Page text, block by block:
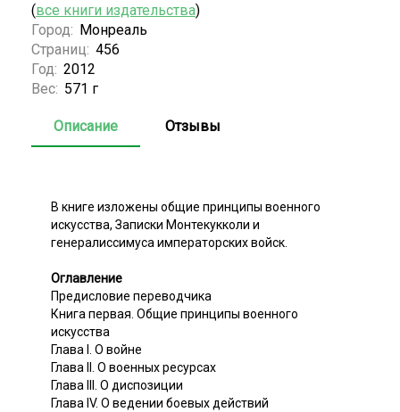
(все книги издательства)
Город: Монреаль
Страниц: 456
Год: 2012
Вес: 571 г
Описание Отзывы
В книге изложены общие принципы военного
искусства, Записки Монтекукколи и
генералиссимуса императорских войск.
Оглавление
Предисловие переводчика
Книга первая. Общие принципы военного
искусства
Глава I. О войне
Глава II. О военных ресурсах
Глава III. О диспозиции
Глава IV. О ведении боевых действий